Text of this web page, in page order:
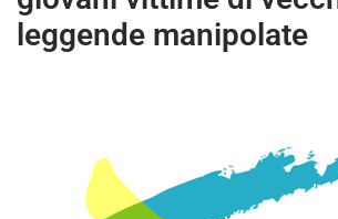
leggende manipolate